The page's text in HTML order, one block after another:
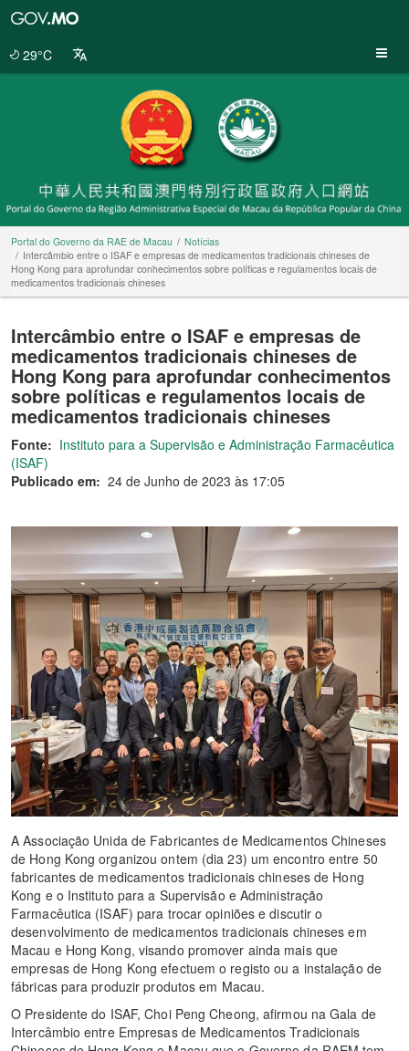
29°C
Portal do Governo da RAE de Macau
Notícias
Intercâmbio entre o ISAF e empresas de medicamentos tradicionais chineses de
Hong Kong para aprofundar conhecimentos sobre políticas e regulamentos locais de
medicamentos tradicionais chineses
Intercâmbio entre o ISAF e empresas de
medicamentos tradicionais chineses de
Hong Kong para aprofundar conhecimentos
sobre políticas e regulamentos locais de
medicamentos tradicionais chineses
Fonte: Instituto para a Supervisão e Administração Farmacêutica
(ISAF)
Publicado em: 24 de Junho de 2023 às 17:05
A Associação Unida de Fabricantes de Medicamentos Chineses
de Hong Kong organizou ontem (dia 23) um encontro entre 50
fabricantes de medicamentos tradicionais chineses de Hong
Kong e o Instituto para a Supervisão e Administração
Farmacêutica (ISAF) para trocar opiniões e discutir o
desenvolvimento de medicamentos tradicionais chineses em
Macau e Hong Kong, visando promover ainda mais que
empresas de Hong Kong efectuem o registo ou a instalação de
fábricas para produzir produtos em Macau.
O Presidente do ISAF, Choi Peng Cheong, afirmou na Gala de
Intercâmbio entre Empresas de Medicamentos Tradicionais